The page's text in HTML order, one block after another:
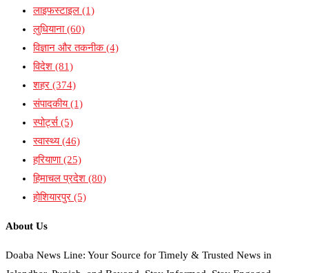
लाइफस्टाइल (1)
लुधियाना(60)
विज्ञान और तकनीक(4)
विदेश (81)
शहर (374)
संपादकीय(1)
स्पोर्ट्स(5)
स्वास्थ्य(46)
हरियाणा(25)
हिमाचल प्रदेश (80)
होशियारपुर (5)
About Us
Doaba News Line: Your Source for Timely & Trusted News in